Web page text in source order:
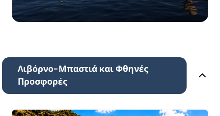
Λιβόρνο-Μπαστιά και Φθηνές
Προσφορές